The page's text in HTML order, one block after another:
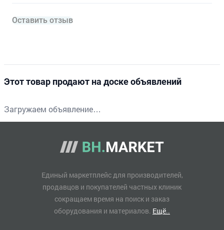
Оставить отзыв
Этот товар продают на доске объявлений
Загружаем объявление…
Единый маркетплейс для производителей,
продавцов и покупателей частных клиник
сокращаем время на поиск и заказ
оборудования и материалов. Ещё..